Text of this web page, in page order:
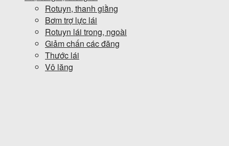
Rotuyn, thanh giằng
Bơm trợ lực lái
Rotuyn lái trong, ngoài
Giảm chấn các đăng
Thước lái
Vô lăng